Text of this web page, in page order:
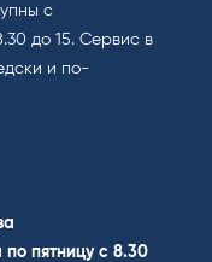
с
до 15. Cервис в
и по-
по пятницу с 8.30